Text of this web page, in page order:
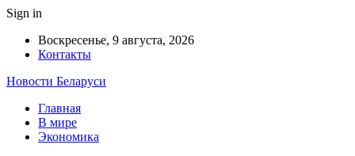
Sign in
Воскресенье, 9 августа, 2026
Контакты
Новости Беларуси
Главная
В мире
Экономика